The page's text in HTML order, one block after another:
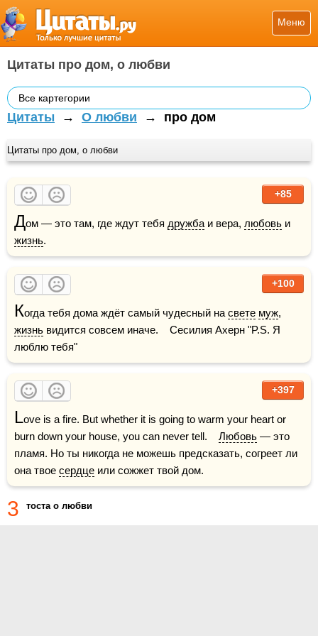
Меню
Цитаты про дом, о любви
Все картегории
Цитаты → О любви → про дом
Цитаты про дом, о любви
+85
Дом — это там, где ждут тебя дружба и вера, любовь
жизнь.
+100
Когда тебя дома ждёт самый чудесный на свете муж
жизнь видится совсем иначе.    Сесилия Ахерн "P.S. Я
люблю тебя"
+397
Love is a fire. But whether it is going to warm your heart or
burn down your house, you can never tell. Любовь — это
пламя. Но ты никогда не можешь предсказать, согреет ли
она твое сердце или сожжет твой дом.
3 тоста о любви